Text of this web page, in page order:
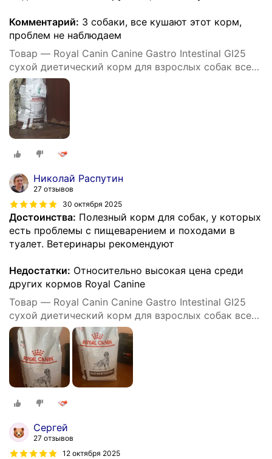
Комментарий: 3 собаки, все кушают этот корм,
проблем не наблюдаем
Товар — Royal Canin Canine Gastro Intestinal GI25
сухой диетический корм для взрослых собак всех
пород при нарушении пищеварения
Николай Распутин
27 отзывов
30 октября 2025
Достоинства: Полезный корм для собак, у которых
есть проблемы с пищеварением и походами в
туалет. Ветеринары рекомендуют
Недостатки: Относительно высокая цена среди
других кормов Royal Canine
Товар — Royal Canin Canine Gastro Intestinal GI25
сухой диетический корм для взрослых собак всех
пород при нарушении пищеварения
Сергей
27 отзывов
12 октября 2025